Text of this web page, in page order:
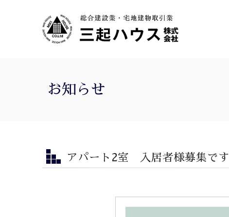
お知らせ
アパート2室 入居者様募集です